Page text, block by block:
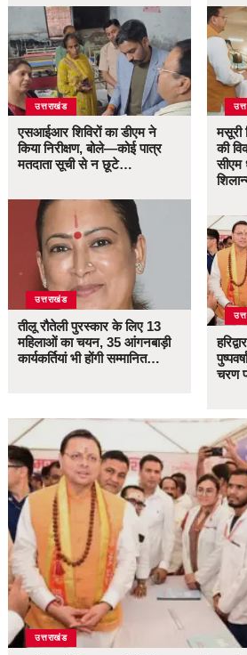
उत्तराखंड
एसआईआर शिविरों का डीएम ने
किया निरीक्षण, बोले—कोई पात्र
मतदाता सूची से न छूटे…
उत्तराखंड
तीलू रौतेली पुरस्कार के लिए 13
महिलाओं का चयन, 35 आंगनबाड़ी
कार्यकर्तियां भी होंगी सम्मानित…
मसूरी
की
सीएम
चरण
उत्तराखंड